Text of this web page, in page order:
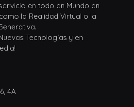
en todo en Mundo en
la Realidad Virtual o la
Tecnologías y en
4A